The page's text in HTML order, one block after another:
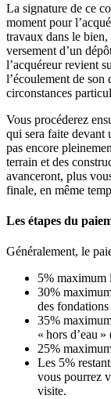
La signature de ce
moment pour
travaux dans le
versement d’un
l’acquéreur revient
l’écoulement de son
circonstances
Vous procéderez
qui sera faite devant
pas encore
terrain et des
avanceront, plus
finale, en même
Les étapes du
Généralement, le
5% maximum
30%
des fondations
35%
« hors d’eau
25%
Les 5%
vous pourrez
visite.